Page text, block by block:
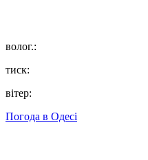
волог.:
тиск:
вітер:
Погода в Одесі